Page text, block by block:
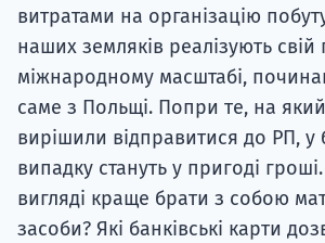
витратами на організацію
наших земляків реалізують свій
міжнародному масштабі,
саме з Польщі. Попри те, на
вирішили відправитися до РП, у
випадку стануть у пригоді
вигляді краще брати з собою
засоби? Які банківські карти